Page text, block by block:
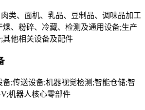
类、面机、乳品、豆制品、调味品加工
、粉碎、冷藏、检测及通用设备;生产
其他相关设备及配件
;传送设备;机器视觉检测;智能仓储;智
机器人核心零部件